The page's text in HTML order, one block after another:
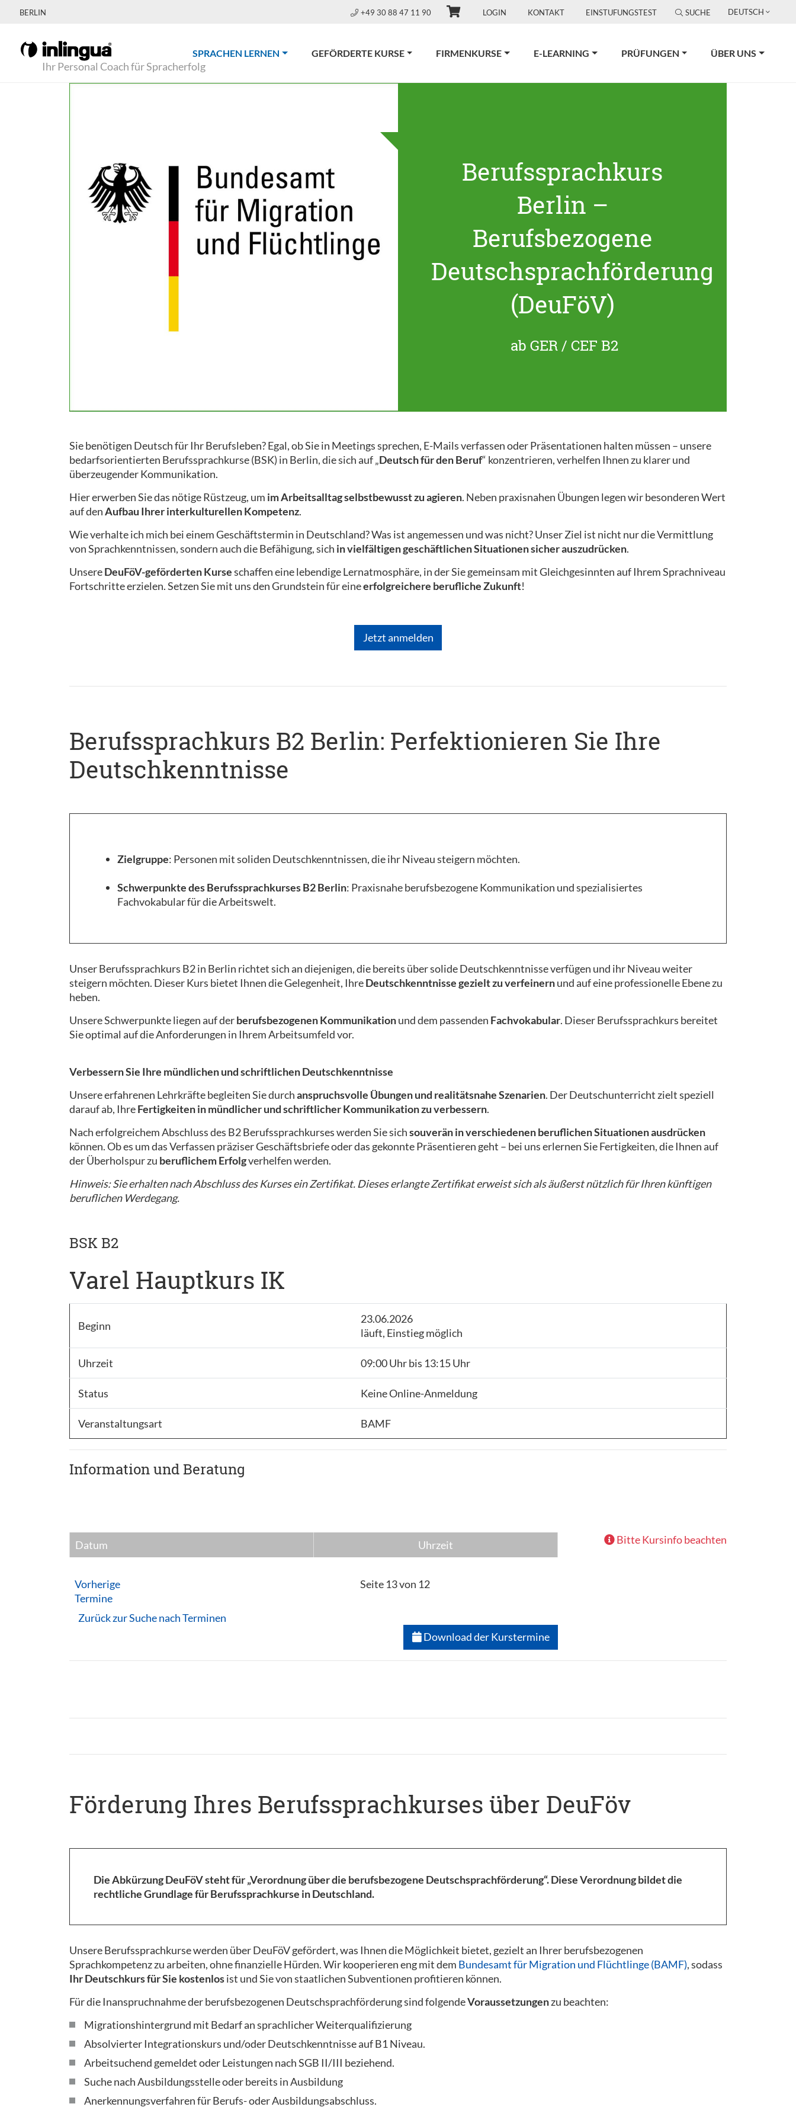
BERLIN +49 30 88 47 11 90 LOGIN KONTAKT EINSTUFUNGSTEST SUCHE DEUTSCH
Ihr Personal Coach für Spracherfolg
SPRACHEN LERNEN(CURRENT)GEFÖRDERTE KURSE FIRMENKURSE E-LEARNING PRÜFUNGEN ÜBER UNS
Berufssprachkurs
Berlin –
Berufsbezogene
Deutschsprachförderung
(DeuFöV)
ab GER / CEF B2
Sie benötigen Deutsch für Ihr Berufsleben? Egal, ob Sie in Meetings sprechen, E-Mails verfassen oder Präsentationen halten müssen – unsere
bedarfsorientierten Berufssprachkurse (BSK) in Berlin, die sich auf „Deutsch für den Beruf“ konzentrieren, verhelfen Ihnen zu klarer und
überzeugender Kommunikation.
Hier erwerben Sie das nötige Rüstzeug, um im Arbeitsalltag selbstbewusst zu agieren. Neben praxisnahen Übungen legen wir besonderen Wert
auf denAufbau Ihrer interkulturellen Kompetenz.
Wie verhalte ich mich bei einem Geschäftstermin in Deutschland? Was ist angemessen und was nicht? Unser Ziel ist nicht nur die Vermittlung
von Sprachkenntnissen, sondern auch die Befähigung, sich in vielfältigen geschäftlichen Situationen sicher auszudrücken.
UnsereDeuFöV-geförderten Kurseschaffen eine lebendige Lernatmosphäre, in der Sie gemeinsam mit Gleichgesinnten auf Ihrem Sprachniveau
Fortschritte erzielen. Setzen Sie mit uns den Grundstein für eineerfolgreichere berufliche Zukunft!
Jetzt anmelden
Berufssprachkurs B2 Berlin: Perfektionieren Sie Ihre
Deutschkenntnisse
Zielgruppe: Personen mit soliden Deutschkenntnissen, die ihr Niveau steigern möchten.
Schwerpunkte des Berufssprachkurses B2 Berlin: Praxisnahe berufsbezogene Kommunikation und spezialisiertes
Fachvokabular für die Arbeitswelt.
Unser Berufssprachkurs B2 in Berlin richtet sich an diejenigen, die bereits über solide Deutschkenntnisse verfügen und ihr Niveau weiter
steigern möchten. Dieser Kurs bietet Ihnen die Gelegenheit, IhreDeutschkenntnisse gezielt zu verfeinernund auf eine professionelle Ebene zu
heben.
Unsere Schwerpunkte liegen auf derberufsbezogenen Kommunikationund dem passenden Fachvokabular. Dieser Berufssprachkurs bereitet
Sie optimal auf die Anforderungen in Ihrem Arbeitsumfeld vor.
Verbessern Sie Ihre mündlichen und schriftlichen Deutschkenntnisse
Unsere erfahrenen Lehrkräfte begleiten Sie durchanspruchsvolle Übungen und realitätsnahe Szenarien. Der Deutschunterricht zielt speziell
darauf ab, IhreFertigkeiten in mündlicher und schriftlicher Kommunikation zu verbessern.
Nach erfolgreichem Abschluss des B2 Berufssprachkurses werden Sie sichsouverän in verschiedenen beruflichen Situationen ausdrücken
können. Ob es um das Verfassen präziser Geschäftsbriefe oder das gekonnte Präsentieren geht – bei uns erlernen Sie Fertigkeiten, die Ihnen auf
der Überholspur zu beruflichem Erfolgverhelfen werden.
Hinweis: Sie erhalten nach Abschluss des Kurses ein Zertifikat. Dieses erlangte Zertifikat erweist sich als äußerst nützlich für Ihren künftigen
beruflichen Werdegang.
BSK B2
Varel Hauptkurs IK
Beginn
23.06.2026
läuft, Einstieg möglich
Uhrzeit 09:00 Uhr bis 13:15 Uhr
Status Keine Online-Anmeldung
Veranstaltungsart BAMF
Information und Beratung
Datum Uhrzeit
Vorherige
Termine
Seite 13 von 12
Zurück zur Suche nach Terminen
Download der Kurstermine
Bitte Kursinfo beachten
Förderung Ihres Berufssprachkurses über DeuFöv
Die Abkürzung DeuFöV steht für „Verordnung über die berufsbezogene Deutschsprachförderung“. Diese Verordnung bildet die
rechtliche Grundlage für Berufssprachkurse in Deutschland.
Unsere Berufssprachkurse werden über DeuFöV gefördert, was Ihnen die Möglichkeit bietet, gezielt an Ihrer berufsbezogenen
Sprachkompetenz zu arbeiten, ohne finanzielle Hürden. Wir kooperieren eng mit dem Bundesamt für Migration und Flüchtlinge (BAMF), sodass
Ihr Deutschkurs für Sie kostenlosist und Sie von staatlichen Subventionen profitieren können.
Für die Inanspruchnahme der berufsbezogenen Deutschsprachförderung sind folgendeVoraussetzungenzu beachten:
Migrationshintergrund mit Bedarf an sprachlicher Weiterqualifizierung
Absolvierter Integrationskurs und/oder Deutschkenntnisse auf B1 Niveau.
Arbeitsuchend gemeldet oder Leistungen nach SGB II/III beziehend.
Suche nach Ausbildungsstelle oder bereits in Ausbildung
Anerkennungsverfahren für Berufs- oder Ausbildungsabschluss.